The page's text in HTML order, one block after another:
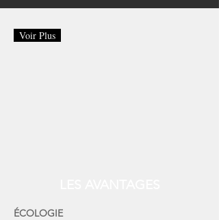
Voir Plus
ÉCOLOGIE